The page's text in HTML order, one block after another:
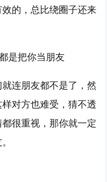
的，总比绕圈子还来
是把你当朋友
连朋友都不是了，然
对方也难受，猜不透
很重视，那你就一定